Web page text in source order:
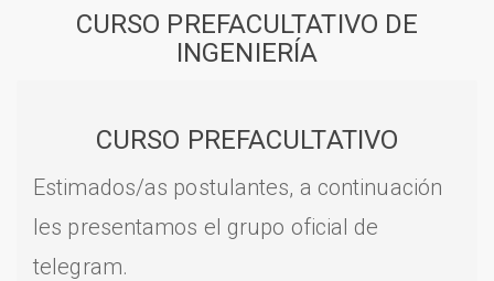
CURSO PREFACULTATIVO DE
INGENIERÍA
CURSO PREFACULTATIVO
Estimados/as postulantes, a continuación
les presentamos el grupo oficial de
telegram.